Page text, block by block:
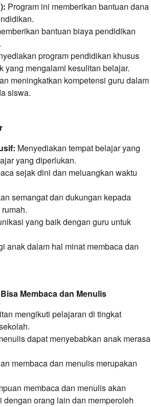
Program ini memberikan bantuan dana
bantuan biaya pendidikan
program pendidikan khusus
yang mengalami kesulitan belajar.
meningkatkan kompetensi guru dalam
siswa.
Menyediakan tempat belajar yang
yang diperlukan.
sejak dini dan meluangkan waktu
semangat dan dukungan kepada
yang baik dengan guru untuk
anak dalam hal minat membaca dan
Membaca dan Menulis
mengikuti pelajaran di tingkat
dapat menyebabkan anak merasa
membaca dan menulis merupakan
membaca dan menulis akan
orang lain dan memperoleh